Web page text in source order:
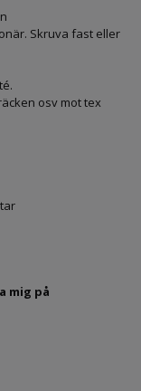
Skruva fast eller
osv mot tex
mig på